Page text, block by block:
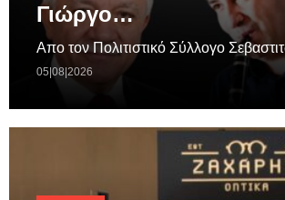
Γιώργο…
Απο τον Πολιτιστικό Σύλλογο
05|08|2026